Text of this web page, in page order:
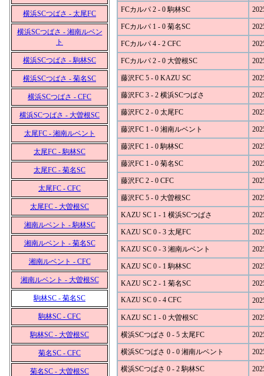
横浜SCつばさ - 太尾FC
横浜SCつばさ - 湘南ルベン
ト
横浜SCつばさ - 駒林SC
横浜SCつばさ - 菊名SC
横浜SCつばさ - CFC
横浜SCつばさ - 大曽根SC
太尾FC - 湘南ルベント
太尾FC - 駒林SC
太尾FC - 菊名SC
太尾FC - CFC
太尾FC - 大曽根SC
湘南ルベント - 駒林SC
湘南ルベント - 菊名SC
湘南ルベント - CFC
湘南ルベント - 大曽根SC
駒林SC - 菊名SC
駒林SC - CFC
駒林SC - 大曽根SC
菊名SC - CFC
菊名SC - 大曽根SC
FCカルパ 2 - 0 駒林SC
FCカルパ 1 - 0 菊名SC
FCカルパ 4 - 2 CFC
FCカルパ 2 - 0 大曽根SC
藤沢FC 5 - 0 KAZU SC
藤沢FC 3 - 2 横浜SCつばさ
藤沢FC 2 - 0 太尾FC
藤沢FC 1 - 0 湘南ルベント
藤沢FC 1 - 0 駒林SC
藤沢FC 1 - 0 菊名SC
藤沢FC 2 - 0 CFC
藤沢FC 5 - 0 大曽根SC
KAZU SC 1 - 1 横浜SCつばさ
KAZU SC 0 - 3 太尾FC
KAZU SC 0 - 3 湘南ルベント
KAZU SC 0 - 1 駒林SC
KAZU SC 2 - 1 菊名SC
KAZU SC 0 - 4 CFC
KAZU SC 1 - 0 大曽根SC
横浜SCつばさ 0 - 5 太尾FC
横浜SCつばさ 0 - 0 湘南ルベント
横浜SCつばさ 0 - 2 駒林SC